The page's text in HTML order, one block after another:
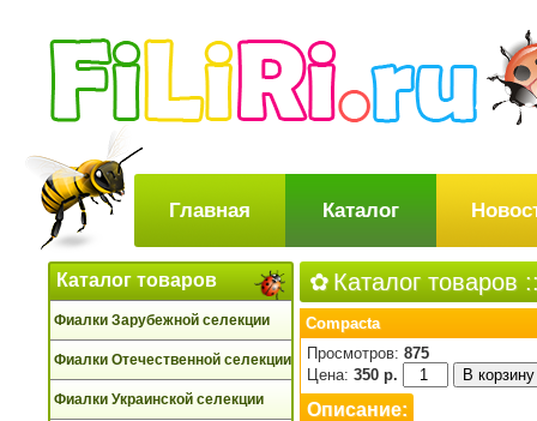
Главная Каталог
Каталог товаров
Фиалки Зарубежной селекции
Фиалки Отечественной селекции
Фиалки Украинской селекции
Каталог товаров
Compacta
Просмотров: 875
Цена: 350 р.
Описание: